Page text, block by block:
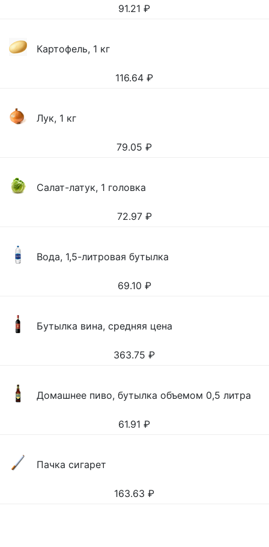
91.21 ₽
Картофель, 1 кг
116.64 ₽
Лук, 1 кг
79.05 ₽
Салат-латук, 1 головка
72.97 ₽
Вода, 1,5-литровая бутылка
69.10 ₽
Бутылка вина, средняя цена
363.75 ₽
Домашнее пиво, бутылка объемом 0,5 литра
61.91 ₽
Пачка сигарет
163.63 ₽